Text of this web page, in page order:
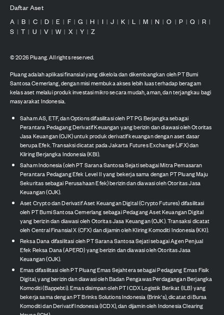
Daftar Aset
A | B | C | D | E | F | G | H | I | J | K | L | M | N | O | P | Q | R |
S | T | U | V | W | X | Y | Z
©2026Pluang. All rights reserved.
Pluang adalah aplikasi finansial yang dikelola dan dikembangkan oleh PT Bumi
Santosa Cemerlang, dengan misi membuka akses lebih luas terhadap beragam
kelas aset melalui produk investasi mikro secara mudah, aman, dan terjangkau bagi
masyarakat Indonesia.
Saham AS, ETF, dan Options difasilitasi oleh PT PG Berjangka sebagai
Perantara Pedagang Derivatif Keuangan yang berizin dan diawasi oleh Otoritas
Jasa Keuangan (OJK) untuk produk derivatif keuangan dengan aset dasar
berupa Efek. Transaksi dicatat pada Jakarta Futures Exchange (JFX) dan
Kliring Berjangka Indonesia (KBI).
Saham Indonesia (oleh PT Sarana Santosa Sejati sebagai Mitra Pemasaran
Perantara Pedagang Efek Level II yang bekerja sama dengan PT Pluang Maju
Sekuritas sebagai Perusahaan Efek) berizin dan diawasi oleh Otoritas Jasa
Keuangan (OJK).
Aset Crypto dan Derivatif Aset Keuangan Digital (Crypto Futures) difasilitasi
oleh PT Bumi Santosa Cemerlang sebagai Pedagang Aset Keuangan Digital
yang berizin dan diawasi oleh Otoritas Jasa Keuangan (OJK). Transaksi dicatat
oleh Central Finansial X (CFX) dan dijamin oleh Kliring Komoditi Indonesia (KKI).
Reksa Dana difasilitasi oleh PT Sarana Santosa Sejati sebagai Agen Penjual
Efek Reksa Dana (APERD) yang berizin dan diawasi oleh Otoritas Jasa
Keuangan (OJK).
Emas difasilitasi oleh PT Pluang Emas Sejahtera sebagai Pedagang Emas Fisik
Digital, yang berizin dan diawasi oleh Badan Pengawas Perdagangan Berjangka
Komoditi (Bappebti). Emas disimpan oleh PT ICDX Logistik Berikat (ILB) yang
bekerja sama dengan PT Brinks Solutions Indonesia (Brink's), dicatat di Bursa
Komoditi dan Derivatif Indonesia (ICDX), dan dijamin oleh Indonesia Clearing